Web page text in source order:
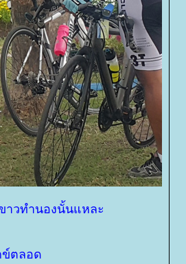
าวทำนองนั้นแหละ
ข์ตลอด